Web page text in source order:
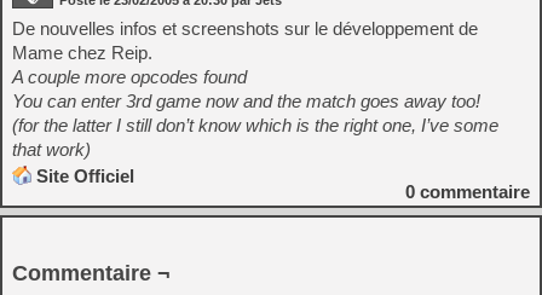
De nouvelles infos et screenshots sur le développement de
Mame chez Reip.
A couple more opcodes found
You can enter 3rd game now and the match goes away too!
(for the latter I still don’t know which is the right one, I’ve some
that work)
Site Officiel
0 commentaire
Commentaire ¬